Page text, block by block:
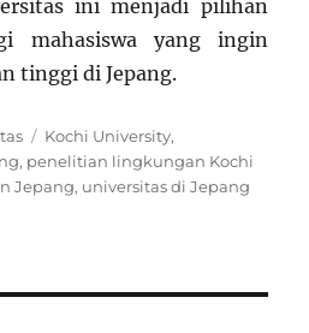
ini menjadi pilihan
mahasiswa yang ingin
tinggi di Jepang.
Tags
Kochi University,
, penelitian lingkungan Kochi
Jepang, universitas di Jepang